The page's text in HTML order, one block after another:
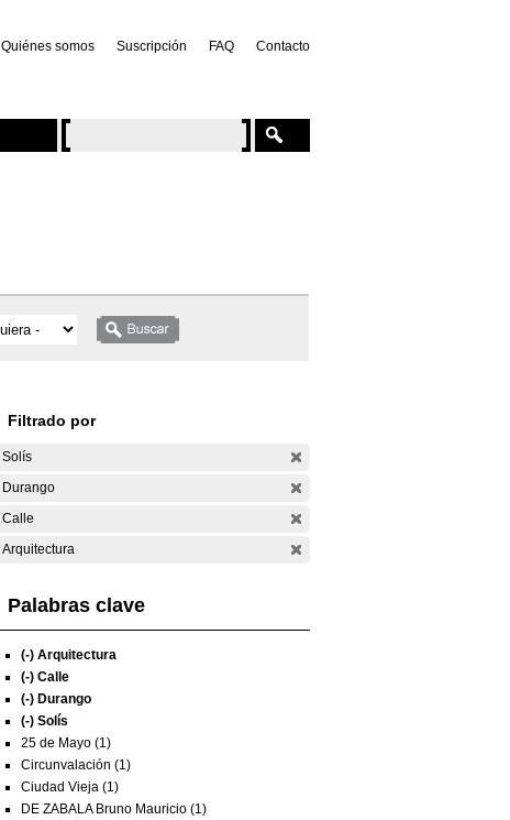
Quiénes somos Suscripción FAQ Contacto
Filtrado por
Solís
Durango
Calle
Arquitectura
Palabras clave
(-) Arquitectura
(-) Calle
(-) Durango
(-) Solís
25 de Mayo (1)
Circunvalación (1)
Ciudad Vieja (1)
DE ZABALA Bruno Mauricio (1)